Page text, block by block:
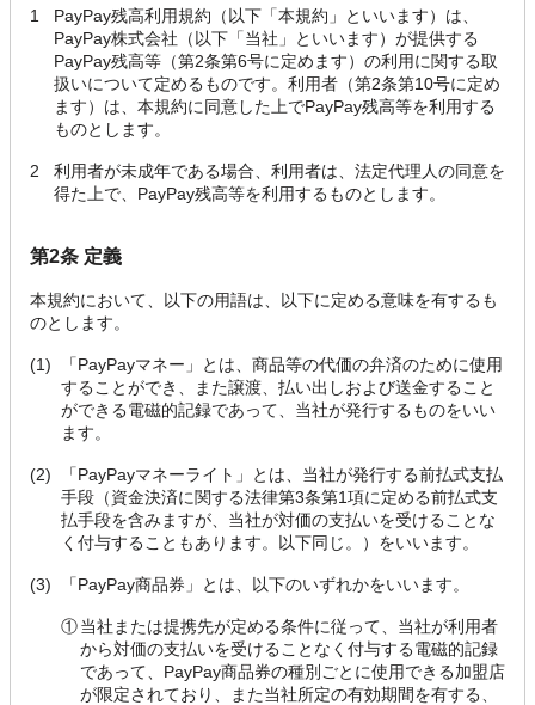
1
PayPay残高利用規約（以下「本規約」といいます）は、
PayPay株式会社（以下「当社」といいます）が提供する
PayPay残高等（第2条第6号に定めます）の利用に関する取
扱いについて定めるものです。利用者（第2条第10号に定め
ます）は、本規約に同意した上でPayPay残高等を利用する
ものとします。
2
利用者が未成年である場合、利用者は、法定代理人の同意を
得た上で、PayPay残高等を利用するものとします。
第2条 定義
本規約において、以下の用語は、以下に定める意味を有するも
のとします。
(1)
「PayPayマネー」とは、商品等の代価の弁済のために使用
することができ、また譲渡、払い出しおよび送金すること
ができる電磁的記録であって、当社が発行するものをいい
ます。
(2)
「PayPayマネーライト」とは、当社が発行する前払式支払
手段（資金決済に関する法律第3条第1項に定める前払式支
払手段を含みますが、当社が対価の支払いを受けることな
く付与することもあります。以下同じ。）をいいます。
(3) 「PayPay商品券」とは、以下のいずれかをいいます。
① 当社または提携先が定める条件に従って、当社が利用者
から対価の支払いを受けることなく付与する電磁的記録
であって、PayPay商品券の種別ごとに使用できる加盟店
が限定されており、また当社所定の有効期間を有する、